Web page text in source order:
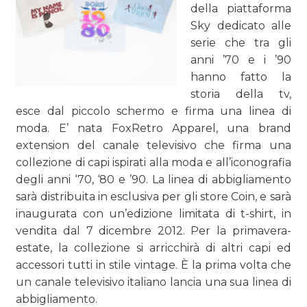
RICERCHE
PREVISIONI/SCENARI
NORMATIVE
TREND
CASE HISTORY
OPINIONI
della piattaforma
Sky dedicato alle
serie che tra gli
anni ’70 e i ’90
hanno fatto la
storia della tv,
esce dal piccolo schermo e firma una linea di
moda. E’ nata FoxRetro Apparel, una brand
extension del canale televisivo che firma una
collezione di capi ispirati alla moda e all’iconografia
degli anni ‘70, ‘80 e ’90. La linea di abbigliamento
sarà distribuita in esclusiva per gli store Coin, e sarà
inaugurata con un’edizione limitata di t-shirt, in
vendita dal 7 dicembre 2012. Per la primavera-
estate, la collezione si arricchirà di altri capi ed
accessori tutti in stile vintage. È la prima volta che
un canale televisivo italiano lancia una sua linea di
abbigliamento.